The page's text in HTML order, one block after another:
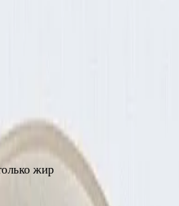
организм не воспринимает
жир